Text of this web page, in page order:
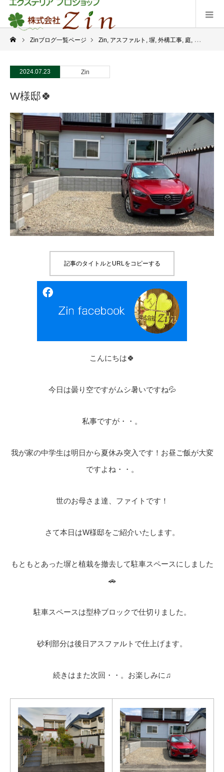
Zinブログ一覧ページ Zin, アスファルト , 塀, 外構工事, 庭, 未分類
2024.07.23 Zin
W様邸🍀
記事のタイトルとURLをコピーする
こんにちは🍀
今日は曇り空ですがムシ暑いですね💦
私事ですが・・。
我が家の中学生は明日から夏休み突入です！お昼ご飯が大変
ですよね・・。
世のお母さま達、ファイトです！
さて本日はW様邸をご紹介いたします。
もともとあった塀と植栽を撤去して駐車スペースにしました
🚗
駐車スペースは型枠ブロックで仕切りました。
砂利部分は後日アスファルトで仕上げます。
続きはまた次回・・。お楽しみに♫